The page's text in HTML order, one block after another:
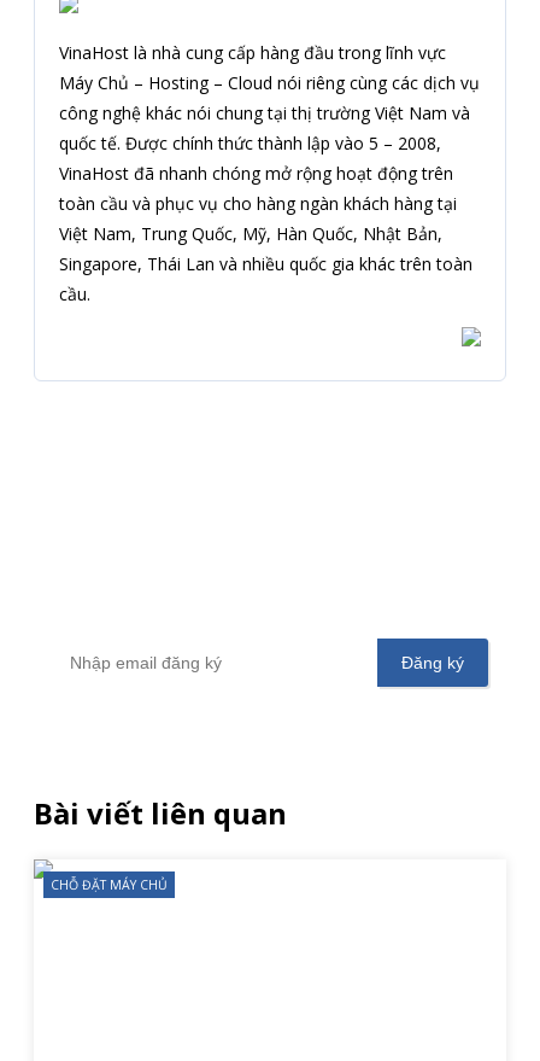
VinaHost là nhà cung cấp hàng đầu trong lĩnh vực
Máy Chủ – Hosting – Cloud nói riêng cùng các dịch vụ
công nghệ khác nói chung tại thị trường Việt Nam và
quốc tế. Được chính thức thành lập vào 5 – 2008,
VinaHost đã nhanh chóng mở rộng hoạt động trên
toàn cầu và phục vụ cho hàng ngàn khách hàng tại
Việt Nam, Trung Quốc, Mỹ, Hàn Quốc, Nhật Bản,
Singapore, Thái Lan và nhiều quốc gia khác trên toàn
cầu.
Bài viết liên quan
CHỖ ĐẶT MÁY CHỦ